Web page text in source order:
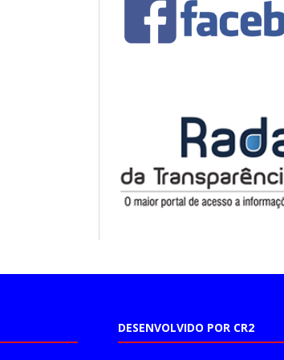
DESENVOLVIDO POR CR2